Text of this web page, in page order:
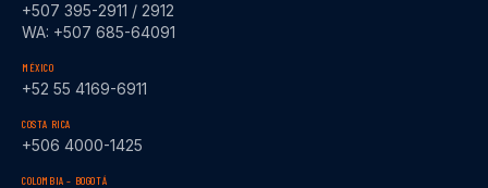
+507 395-2911 / 2912
WA: +507 685-64091
MÉXICO
+52 55 4169-6911
COSTA RICA
+506 4000-1425
COLOMBIA – BOGOTÁ